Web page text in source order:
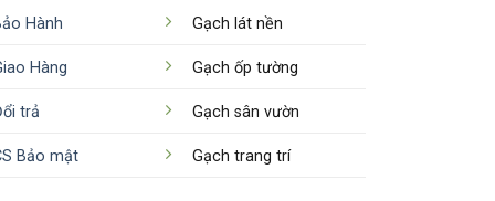
Hành
Hàng
trả
Bảo mật
Gạch lát nền
Gạch ốp tường
Gạch sân vườn
Gạch trang trí